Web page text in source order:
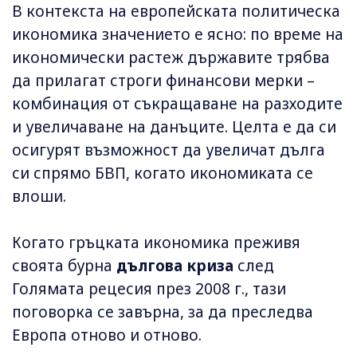
В контекста на европейската политическа
икономика значението е ясно: по време на
икономически растеж държавите трябва
да прилагат строги финансови мерки –
комбинация от съкращаване на разходите
и увеличаване на данъците. Целта е да си
осигурят възможност да увеличат дълга
си спрямо БВП, когато икономиката се
влоши.
Когато гръцката икономика преживя
своята бурна дългова криза след
Голямата рецесия през 2008 г., тази
поговорка се завърна, за да преследва
Европа отново и отново.